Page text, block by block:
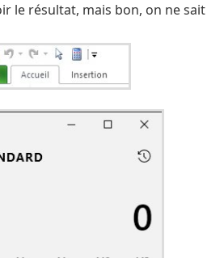
le résultat, mais bon, on ne sait